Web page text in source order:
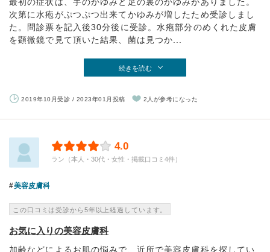
次第に水疱がぷつぷつ出来てかゆみが増したため受診しまし
た。問診票を記入後30分後に受診。水疱部分のめくれた皮膚
を顕微鏡で見て頂いた結果、菌は見つか...
続きを読む
2019年10月受診 / 2023年01月投稿 2人が参考になった
4.0
ラン（本人・30代・女性・掲載口コミ4件）
美容皮膚科
この口コミは受診から5年以上経過しています。
お気に入りの美容皮膚科
加齢などによるお肌の悩みで、近所で美容皮膚科を探してい